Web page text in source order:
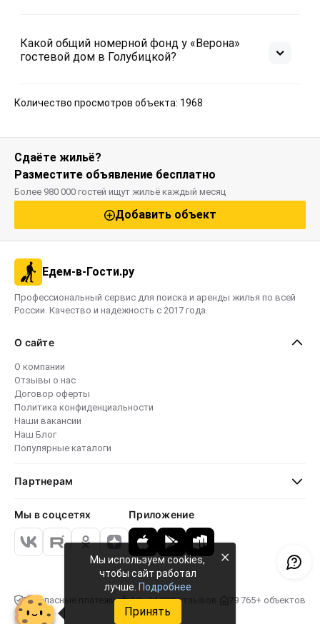
Какой общий номерной фонд у «Верона»
гостевой дом в Голубицкой?
Количество просмотров объекта: 1968
Сдаёте жильё?
Разместите объявление бесплатно
Более 980 000 гостей ищут жильё каждый месяц
Добавить объект
Едем-в-Гости.ру
Профессиональный сервис для поиска и аренды жилья по всей
России. Качество и надежность с 2017 года.
О сайте
О компании
Отзывы о нас
Договор оферты
Политика конфиденциальности
Наши вакансии
Наш Блог
Популярные каталоги
Партнерам
Мы в соцсетях Приложение
Безопасные платежи 4.8 · 24 000 отзывов 79 765+ объектов
Мы используем cookies,
чтобы сайт работал
лучше. Подробнее
×
Принять